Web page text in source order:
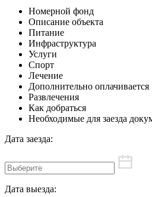
Номерной фонд
Описание объекта
Питание
Инфраструктура
Услуги
Спорт
Лечение
Дополнительно оплачивается
Развлечения
Как добраться
Необходимые для заезда
Дата заезда:
Дата выезда: